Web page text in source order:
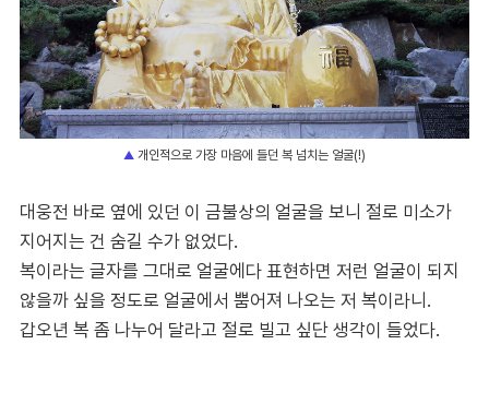
▲ 개인적으로 가장 마음에 들던 복 넘치는 얼굴(!)
대웅전 바로 옆에 있던 이 금불상의 얼굴을 보니 절로 미소가
지어지는 건 숨길 수가 없었다.
복이라는 글자를 그대로 얼굴에다 표현하면 저런 얼굴이 되지
않을까 싶을 정도로 얼굴에서 뿜어져 나오는 저 복이라니.
갑오년 복 좀 나누어 달라고 절로 빌고 싶단 생각이 들었다.